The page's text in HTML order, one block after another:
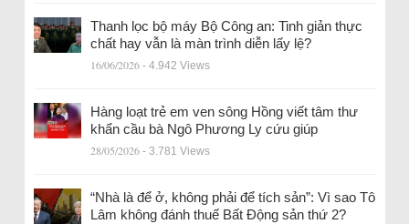
Thanh lọc bộ máy Bộ Công an: Tinh giản thực
chất hay vẫn là màn trình diễn lấy lệ?
16/06/2026 - 4.942 Views
Hàng loạt trẻ em ven sông Hồng viết tâm thư
khẩn cầu bà Ngô Phương Ly cứu giúp
28/05/2026 - 3.781 Views
“Nhà là để ở, không phải để tích sản”: Vì sao Tô
Lâm không đánh thuế Bất Động sản thứ 2?